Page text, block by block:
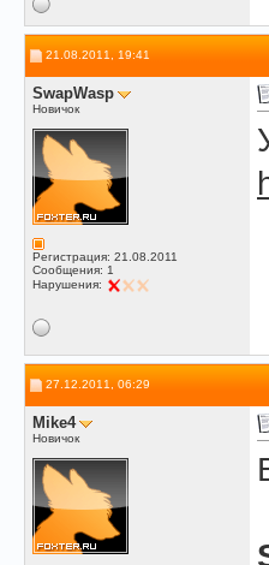
21.08.2011, 19:41
SwapWasp
Новичок
Регистрация: 21.08.2011
Сообщения: 1
Нарушения:
27.12.2011, 06:29
Mike4
Новичок